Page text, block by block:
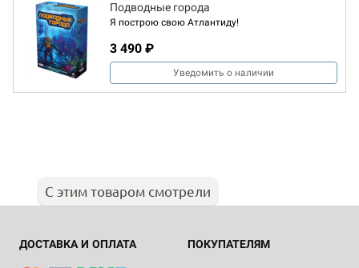
Подводные города
Я построю свою Атлантиду!
3 490 ₽
Уведомить о наличии
С этим товаром смотрели
ДОСТАВКА И ОПЛАТА ПОКУПАТЕЛЯМ